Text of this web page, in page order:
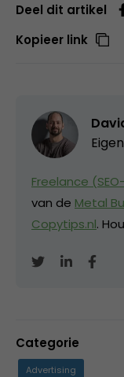
Deel dit artikel
Kopieer link
Freelance
van de Metal
Copytips.nl.
Categorie
Advertising